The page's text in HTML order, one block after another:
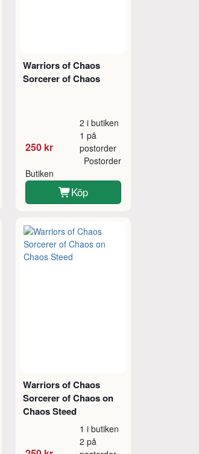
Warriors of Chaos
Sorcerer of Chaos
250 kr
2 i butiken
1 på
postorder
Butiken
Postorder
Köp
Warriors of Chaos
Sorcerer of Chaos on
Chaos Steed
1 i butiken
2 på